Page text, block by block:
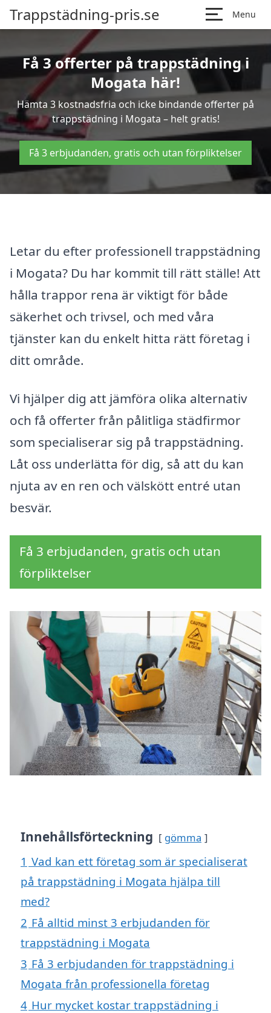
Trappstädning-pris.se Menu
Få 3 offerter på trappstädning i
Mogata här!
Hämta 3 kostnadsfria och icke bindande offerter på
trappstädning i Mogata – helt gratis!
Få 3 erbjudanden, gratis och utan förpliktelser
Letar du efter professionell trappstädning
i Mogata? Du har kommit till rätt ställe! Att
hålla trappor rena är viktigt för både
säkerhet och trivsel, och med våra
tjänster kan du enkelt hitta rätt företag i
ditt område.
Vi hjälper dig att jämföra olika alternativ
och få offerter från pålitliga städfirmor
som specialiserar sig på trappstädning.
Låt oss underlätta för dig, så att du kan
njuta av en ren och välskött entré utan
besvär.
Få 3 erbjudanden, gratis och utan
förpliktelser
Innehållsförteckning gömma
1 Vad kan ett företag som är specialiserat
på trappstädning i Mogata hjälpa till
med?
2 Få alltid minst 3 erbjudanden för
trappstädning i Mogata
3 Få 3 erbjudanden för trappstädning i
Mogata från professionella företag
4 Hur mycket kostar trappstädning i